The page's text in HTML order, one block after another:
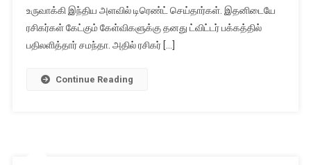
உருவாக்கி இந்திய அளவில் டிரெண்ட் செய்தார்கள். இதனிடையே
ரசிகர்கள் கேட்கும் கேள்விகளுக்கு தனது ட்விட்டர் பக்கத்தில்
பதிலளித்தார் சமந்தா. அதில் ரசிகர் […]
Continue Reading